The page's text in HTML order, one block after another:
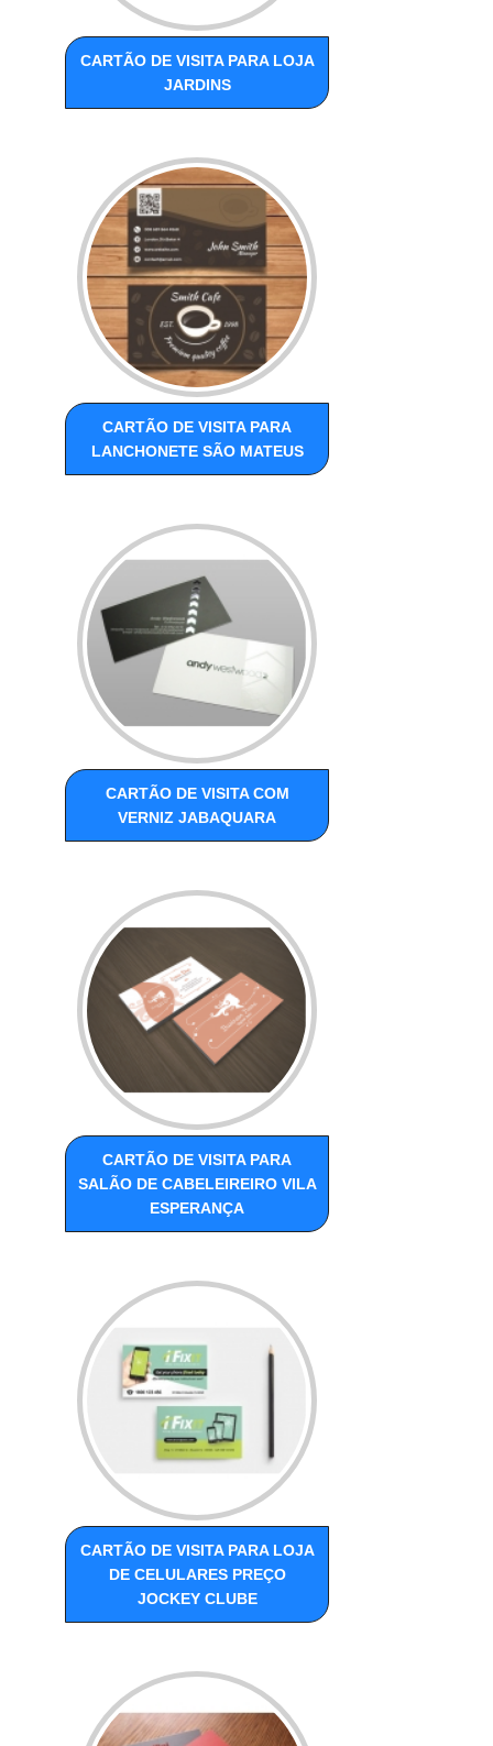
CARTÃO DE VISITA PARA LOJA
JARDINS
CARTÃO DE VISITA PARA
LANCHONETE SÃO MATEUS
CARTÃO DE VISITA COM
VERNIZ JABAQUARA
CARTÃO DE VISITA PARA
SALÃO DE CABELEIREIRO VILA
ESPERANÇA
CARTÃO DE VISITA PARA LOJA
DE CELULARES PREÇO
JOCKEY CLUBE